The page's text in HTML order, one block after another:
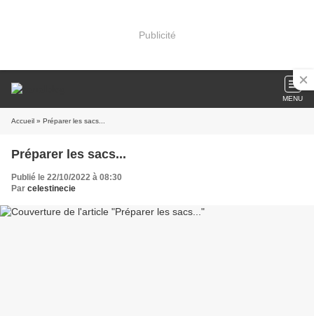
Publicité
MENU
Accueil » Préparer les sacs...
Préparer les sacs...
Publié le 22/10/2022 à 08:30
Par celestinecie